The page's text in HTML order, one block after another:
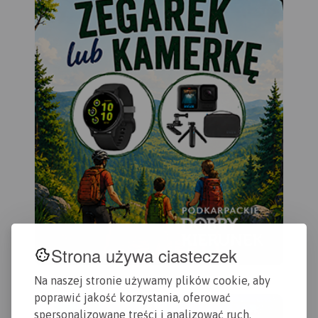
Strona używa ciasteczek
Na naszej stronie używamy plików cookie, aby
poprawić jakość korzystania, oferować
spersonalizowane treści i analizować ruch.